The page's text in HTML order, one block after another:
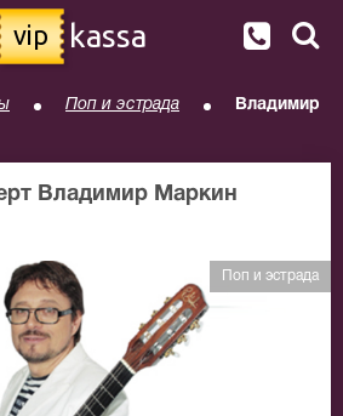
vip kassa
Поп и эстрада
Владимир
Владимир Маркин
Поп и эстрада